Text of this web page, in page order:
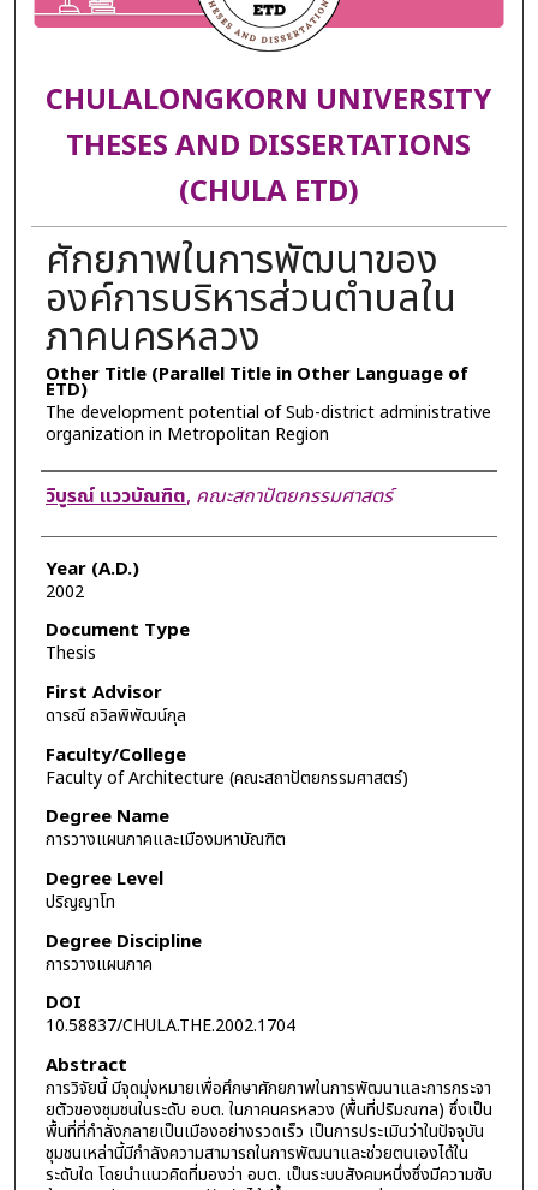
CHULALONGKORN UNIVERSITY
THESES AND DISSERTATIONS
(CHULA ETD)
ศักยภาพในการพัฒนาของ
องค์การบริหารส่วนตำบลใน
ภาคนครหลวง
Other Title (Parallel Title in Other Language of
ETD)
The development potential of Sub-district administrative
organization in Metropolitan Region
Author
วิบูรณ์ แววบัณฑิต, คณะสถาปัตยกรรมศาสตร์
Year (A.D.)
2002
Document Type
Thesis
First Advisor
ดารณี ถวิลพิพัฒน์กุล
Faculty/College
Faculty of Architecture (คณะสถาปัตยกรรมศาสตร์)
Degree Name
การวางแผนภาคและเมืองมหาบัณฑิต
Degree Level
ปริญญาโท
Degree Discipline
การวางแผนภาค
DOI
10.58837/CHULA.THE.2002.1704
Abstract
การวิจัยนี้ มีจุดมุ่งหมายเพื่อศึกษาศักยภาพในการพัฒนาและการกระจา
ยตัวของชุมชนในระดับ อบต. ในภาคนครหลวง (พื้นที่ปริมณฑล) ซึ่งเป็น
พื้นที่ที่กำลังกลายเป็นเมืองอย่างรวดเร็ว เป็นการประเมินว่าในปัจจุบัน
ชุมชนเหล่านี้มีกำลังความสามารถในการพัฒนาและช่วยตนเองได้ใน
ระดับใด โดยนำแนวคิดที่มองว่า อบต. เป็นระบบสังคมหนึ่งซึ่งมีความซับ